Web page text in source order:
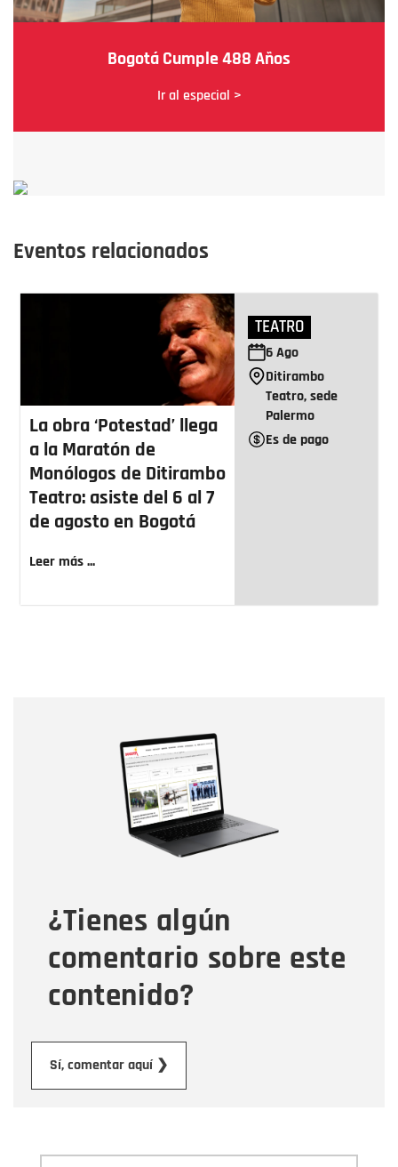
Bogotá Cumple 488 Años
Ir al especial >
Eventos relacionados
La obra ‘Potestad’ llega
a la Maratón de
Monólogos de Ditirambo
Teatro: asiste del 6 al 7
de agosto en Bogotá
Leer más ...
TEATRO
6Ago
Ditirambo
Teatro, sede
Palermo
Es de pago
¿Tienes algún
comentario sobre este
contenido?
Sí, comentar aquí ❯
Correo electrónico
Tipo de comentario
Mensaje